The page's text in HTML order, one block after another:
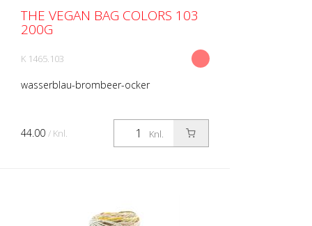
THE VEGAN BAG COLORS 103
200G
K 1465.103
wasserblau-brombeer-ocker
Knl.
44.00 / Knl.